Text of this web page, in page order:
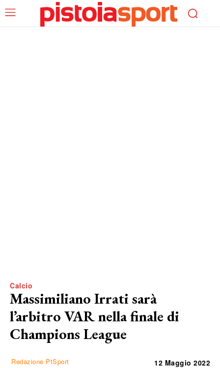
Calcio
Massimiliano Irrati sarà
l’arbitro VAR nella finale di
Champions League
Redazione PtSport 12 Maggio 2022